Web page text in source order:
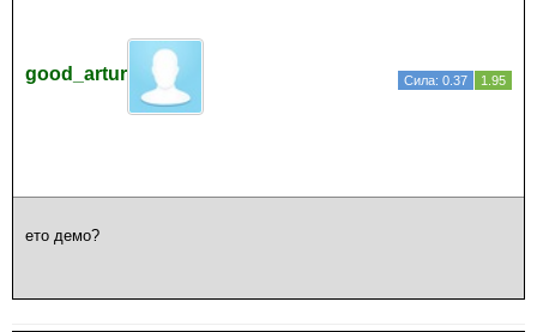
good_artur Сила: 0.37 1.95
ето демо?